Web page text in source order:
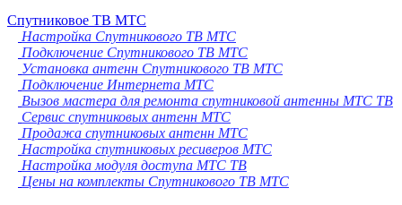
Спутниковое ТВ МТС
Настройка Спутникового ТВ МТС
Подключение Спутникового ТВ МТС
Установка антенн Спутникового ТВ МТС
Подключение Интернета МТС
Вызов мастера для ремонта спутниковой антенны МТС ТВ
Сервис спутниковых антенн МТС
Продажа спутниковых антенн МТС
Настройка спутниковых ресиверов МТС
Настройка модуля доступа МТС ТВ
Цены на комплекты Спутникового ТВ МТС